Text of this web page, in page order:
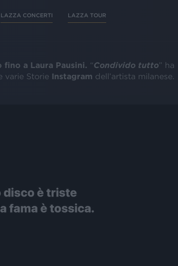
LAZZA CONCERTI LAZZA TOUR
a Laura Pausini. “Condivido tutto” ha
varie Storie Instagram dell’artista milanese.